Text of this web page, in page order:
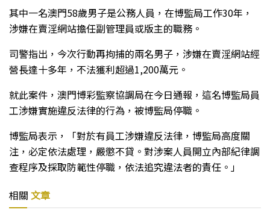
其中一名澳門58歲男子是公務人員，在博監局工作30年，
涉嫌在賣淫網站擔任副管理員或版主的職務。
司警指出，今次行動再拘捕的兩名男子，涉嫌在賣淫網站經
營長達十多年，不法獲利超過1,200萬元。
就此案件，澳門博彩監察協調局在今日通報，這名博監局員
工涉嫌實施違反法律的行為，被博監局停職。
博監局表示，「對於有員工涉嫌違反法律，博監局高度關
注，必定依法處理，嚴懲不貸。對涉案人員開立內部紀律調
查程序及採取防範性停職，依法追究違法者的責任。」
相關 文章